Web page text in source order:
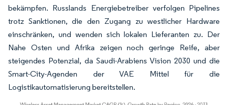
bekämpfen. Russlands Energiebetreiber verfolgen Pipelines
trotz Sanktionen, die den Zugang zu westlicher Hardware
einschränken, und wenden sich lokalen Lieferanten zu. Der
Nahe Osten und Afrika zeigen noch geringe Reife, aber
steigendes Potenzial, da Saudi-Arabiens Vision 2030 und die
Smart-City-Agenden der VAE Mittel für die
Logistikautomatisierung bereitstellen.